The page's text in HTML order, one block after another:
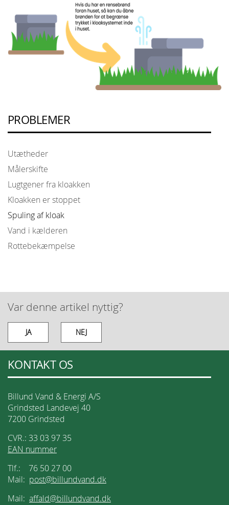
PROBLEMER
Utætheder
Målerskifte
Lugtgener fra kloakken
Kloakken er stoppet
Spuling af kloak
Vand i kælderen
Rottebekæmpelse
Var denne artikel nyttig?
JA NEJ
KONTAKT OS
Billund Vand & Energi A/S
Grindsted Landevej 40
7200 Grindsted
CVR.: 33 03 97 35
EAN nummer
Tlf.: 76 50 27 00
Mail: post@billundvand.dk
Mail: affald@billundvand.dk